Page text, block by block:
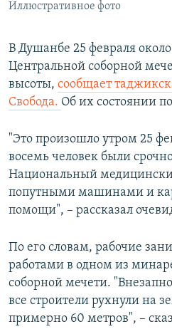
Иллюстративное фото
В Душанбе 25 февраля
Центральной соборной
высоты, сообщает
Свобода. Об их состоянии
"Это произошло утром 25
восемь человек были
Национальный
попутными машинами и
помощи", – рассказал
По его словам, рабочие
работами в одном из
соборной мечети.
все строители рухнули на
примерно 60 метров", –